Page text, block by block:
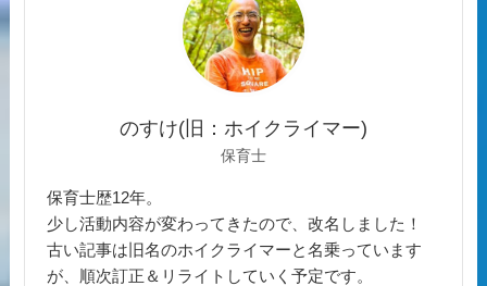
のすけ(旧：ホイクライマー)
保育士
保育士歴12年。
少し活動内容が変わってきたので、改名しました！
古い記事は旧名のホイクライマーと名乗っています
が、順次訂正＆リライトしていく予定です。